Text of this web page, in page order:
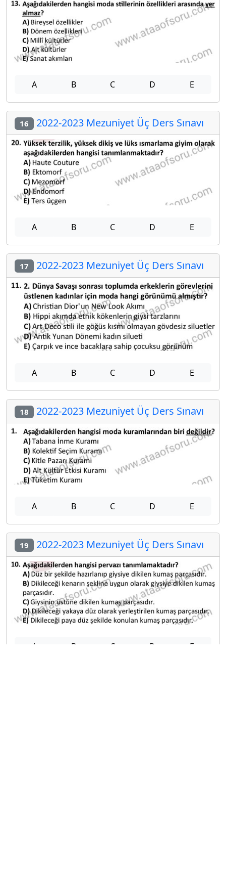
A B C D E
16 2022-2023 Mezuniyet Üç Ders Sınavı
A B C D E
17 2022-2023 Mezuniyet Üç Ders Sınavı
A B C D E
18 2022-2023 Mezuniyet Üç Ders Sınavı
A B C D E
19 2022-2023 Mezuniyet Üç Ders Sınavı
A B C D E